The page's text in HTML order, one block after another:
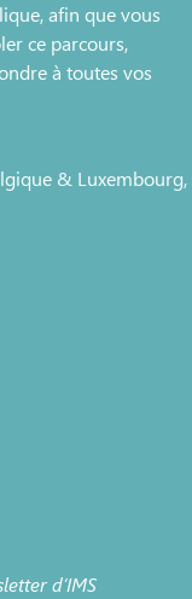
afin que vous
ce parcours,
à toutes vos
& Luxembourg,
d’IMS